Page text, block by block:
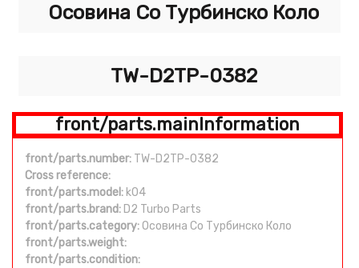
Осовина Со Турбинско Коло
TW-D2TP-0382
front/parts.mainInformation
front/parts.number: TW-D2TP-0382
Cross reference:
front/parts.model: k04
front/parts.brand: D2 Turbo Parts
front/parts.category: Осовина Со Турбинско Коло
front/parts.weight:
front/parts.condition: